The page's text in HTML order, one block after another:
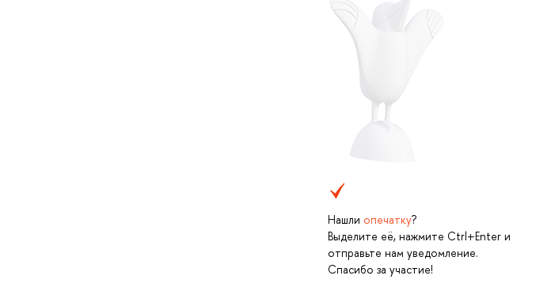
Нашли опечатку?
Выделите её, нажмите Ctrl+Enter и
отправьте нам уведомление.
Спасибо за участие!